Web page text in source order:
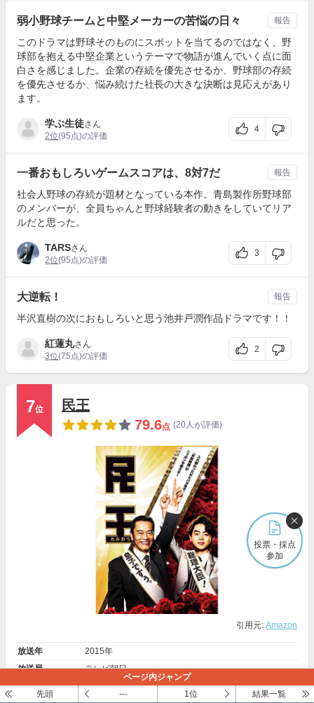
弱小野球チームと中堅メーカーの苦悩の日々
このドラマは野球そのものにスポットを当てるのではなく、野
球部を抱える中堅企業というテーマで物語が進んでいく点に面
白さを感じました。企業の存続を優先させるか、野球部の存続
を優先させるか、悩み続けた社長の大きな決断は見応えがあり
ます。
学ぶ生徒さん
2位(95点)の評価
4
報告
一番おもしろいゲームスコアは、8対7だ
社会人野球の存続が題材となっている本作。青島製作所野球部
のメンバーが、全員ちゃんと野球経験者の動きをしていてリア
ルだと思った。
TARSさん
2位(95点)の評価
3
報告
大逆転！
半沢直樹の次におもしろいと思う池井戸潤作品ドラマです！！
紅蓮丸さん
3位(75点)の評価
2
報告
7位
民王
79.6点 (20人が評価)
引用元: Amazon
放送年
2015年
放送局
テレビ朝日
脚本
西荻弓絵
投票・採点
参加
ページ内ジャンプ
先頭
--- 1位 結果一覧